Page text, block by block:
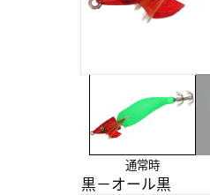
通常時
黒－オール黒